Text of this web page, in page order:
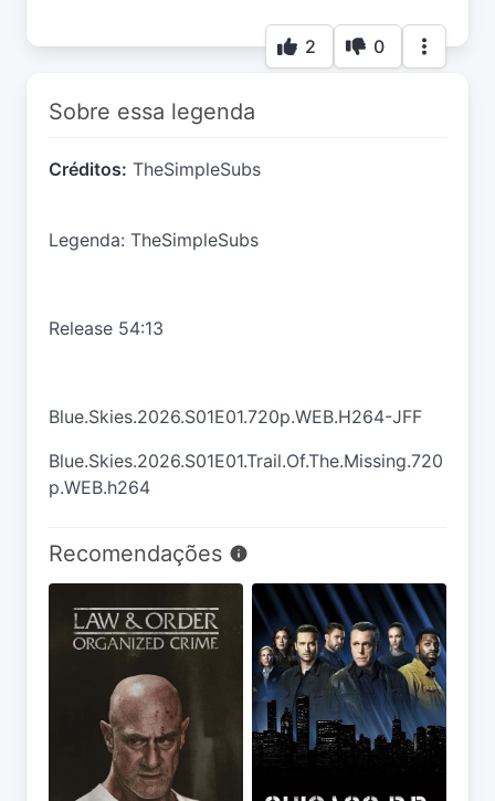
2 0
Sobre essa legenda
Créditos: TheSimpleSubs
Legenda: TheSimpleSubs
Release 54:13
Blue.Skies.2026.S01E01.720p.WEB.H264-JFF
Blue.Skies.2026.S01E01.Trail.Of.The.Missing.720
p.WEB.h264
Recomendações